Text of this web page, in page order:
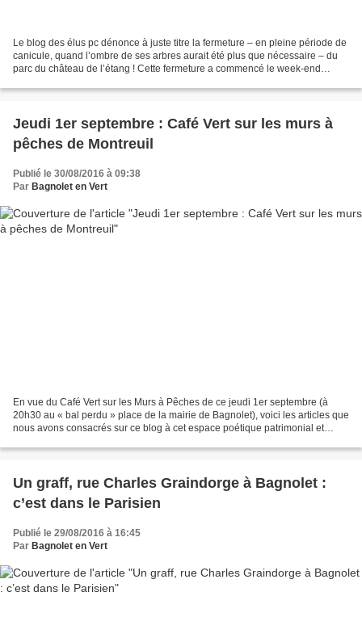
Le blog des élus pc dénonce à juste titre la fermeture – en pleine période de
canicule, quand l’ombre de ses arbres aurait été plus que nécessaire – du
parc du château de l’étang ! Cette fermeture a commencé le week-end
Jeudi 1er septembre : Café Vert sur les murs à
pêches de Montreuil
Publié le 30/08/2016 à 09:38
Par Bagnolet en Vert
En vue du Café Vert sur les Murs à Pêches de ce jeudi 1er septembre (à
20h30 au « bal perdu » place de la mairie de Bagnolet), voici les articles que
nous avons consacrés sur ce blog à cet espace poétique patrimonial et
blog.com/tag/murs%20a%20peches/...
Un graff, rue Charles Graindorge à Bagnolet :
c’est dans le Parisien
Publié le 29/08/2016 à 16:45
Par Bagnolet en Vert